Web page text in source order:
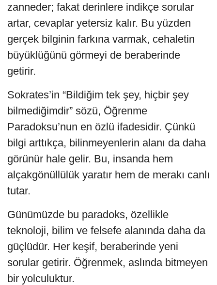
zanneder; fakat derinlere indikçe sorular
artar, cevaplar yetersiz kalır. Bu yüzden
gerçek bilginin farkına varmak, cehaletin
büyüklüğünü görmeyi de beraberinde
getirir.
Sokrates’in “Bildiğim tek şey, hiçbir şey
bilmediğimdir” sözü, Öğrenme
Paradoksu’nun en özlü ifadesidir. Çünkü
bilgi arttıkça, bilinmeyenlerin alanı da daha
görünür hale gelir. Bu, insanda hem
alçakgönüllülük yaratır hem de merakı canlı
tutar.
Günümüzde bu paradoks, özellikle
teknoloji, bilim ve felsefe alanında daha da
güçlüdür. Her keşif, beraberinde yeni
sorular getirir. Öğrenmek, aslında bitmeyen
bir yolculuktur.